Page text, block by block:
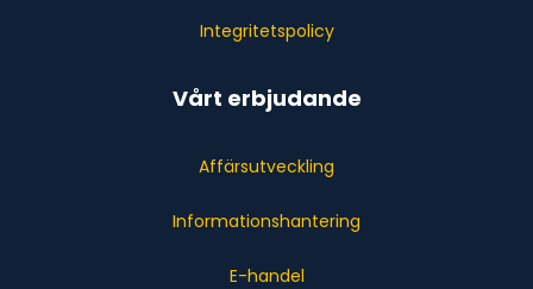
Integritetspolicy
Vårt erbjudande
Affärsutveckling
Informationshantering
E-handel